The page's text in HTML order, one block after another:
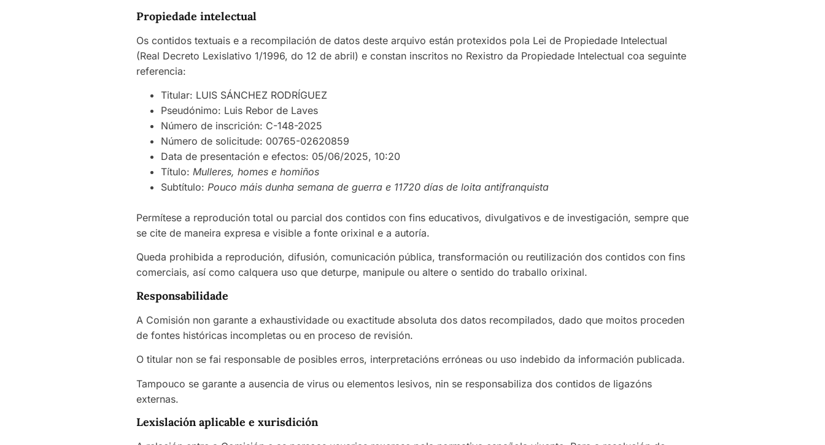
Propiedade intelectual
Os contidos textuais e a recompilación de datos deste arquivo están protexidos pola Lei de Propiedade Intelectual
(Real Decreto Lexislativo 1/1996, do 12 de abril) e constan inscritos no Rexistro da Propiedade Intelectual coa seguinte
referencia:
Titular: LUIS SÁNCHEZ RODRÍGUEZ
Pseudónimo: Luis Rebor de Laves
Número de inscrición: C-148-2025
Número de solicitude: 00765-02620859
Data de presentación e efectos: 05/06/2025, 10:20
Título: Mulleres, homes e homiños
Subtítulo: Pouco máis dunha semana de guerra e 11720 días de loita antifranquista
Permítese a reprodución total ou parcial dos contidos con fins educativos, divulgativos e de investigación, sempre que
se cite de maneira expresa e visible a fonte orixinal e a autoría.
Queda prohibida a reprodución, difusión, comunicación pública, transformación ou reutilización dos contidos con fins
comerciais, así como calquera uso que deturpe, manipule ou altere o sentido do traballo orixinal.
Responsabilidade
A Comisión non garante a exhaustividade ou exactitude absoluta dos datos recompilados, dado que moitos proceden
de fontes históricas incompletas ou en proceso de revisión.
O titular non se fai responsable de posibles erros, interpretacións erróneas ou uso indebido da información publicada.
Tampouco se garante a ausencia de virus ou elementos lesivos, nin se responsabiliza dos contidos de ligazóns
externas.
Lexislación aplicable e xurisdición